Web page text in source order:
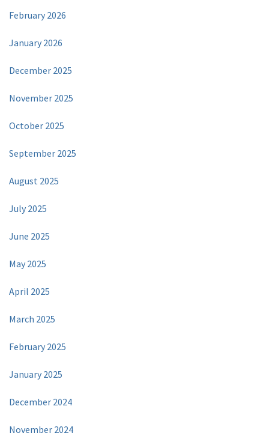
February 2026
January 2026
December 2025
November 2025
October 2025
September 2025
August 2025
July 2025
June 2025
May 2025
April 2025
March 2025
February 2025
January 2025
December 2024
November 2024